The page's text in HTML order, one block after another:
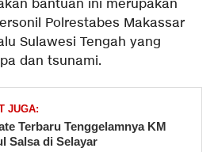
bantuan ini merupakan
Polrestabes Makassar
Sulawesi Tengah yang
dan tsunami.
JUGA:
Terbaru Tenggelamnya KM
Salsa di Selayar